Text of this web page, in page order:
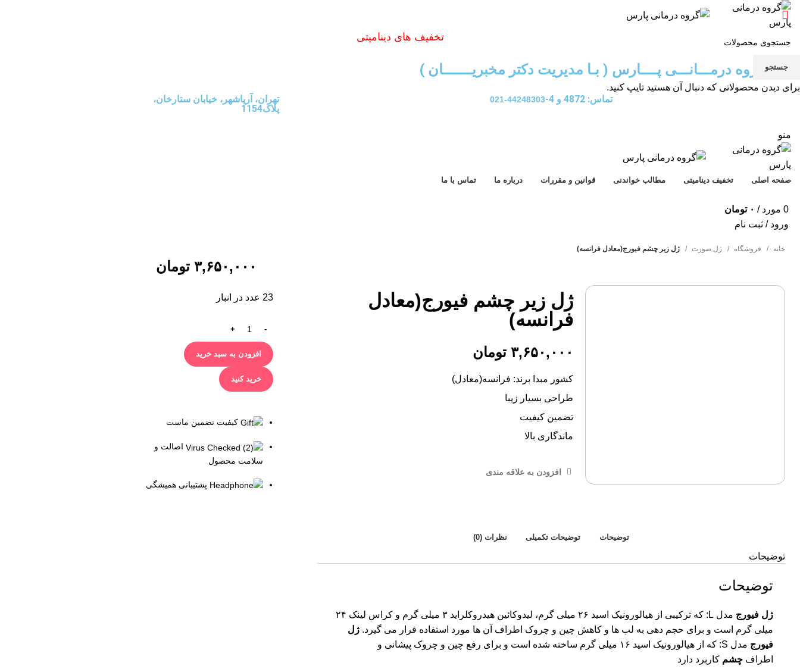
تخفیف های دینامیتی
گـــــروه درمـــانـــی پــــارس ( بـا مدیریت دکتر مخبریـــــــان )
تماس: 4872 و 4- 44248303-021
تهران، آریاشهر، خیابان ستارخان،
پلاک1154
منو
صفحه اصلی تخفیف دینامیتی مطالب خواندنی قوانین و مقررات درباره ما تماس با ما
0 مورد / ۰ تومان
ورود / ثبت نام
خانه فروشگاه ژل صورت ژل زیر چشم فیورج(معادل فرانسه)
ژل زیر چشم فیورج(معادل
فرانسه)
۳,۶۵۰,۰۰۰ تومان
کشور مبدا برند: فرانسه(معادل)
طراحی بسیار زیبا
تضمین کیفیت
ماندگاری بالا
افزودن به علاقه مندی
توضیحات توضیحات تکمیلی نظرات (0)
توضیحات
توضیحات
ژل فیورج
مدل L: که ترکیبی از هیالورونیک اسید ۲۶ میلی گرم، لیدوکائین هیدروکلراید ۳ میلی گرم و کراس لینک ۲۴
میلی گرم است و برای حجم دهی به لب ها و کاهش چین و چروک اطراف آن ها مورد استفاده قرار می گیرد. ژل
فیورج
مدل S: که از هیالورونیک اسید ۱۶ میلی گرم ساخته شده است و برای رفع چین و چروک پیشانی و
اطراف چشم کاربرد دارد
۳,۶۵۰,۰۰۰ تومان
23 عدد در انبار
افزودن به سبد خرید
خرید کنید
کیفیت تضمین ماست
اصالت و
سلامت محصول
پشتیبانی همیشگی
جستجو
برای دیدن محصولاتی که دنبال آن هستید تایپ کنید.